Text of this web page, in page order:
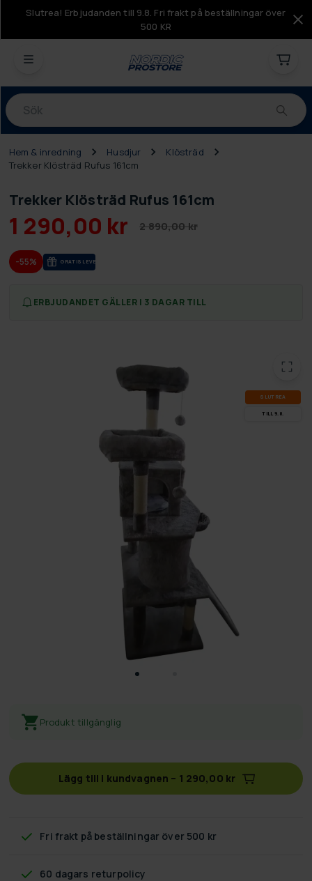
Slutrea! Erbjudanden till 9.8. Fri frakt på beställningar över
500 KR
Produkter
Hem & inredning Husdjur
Klösträd
Trekker Klösträd Rufus 161cm
Trekker Klösträd Rufus 161cm
1 290,00 kr 2 890,00 kr
-55% GRA­TIS LE­VE­RANS
ERBJUDANDET GÄLLER I 3 DAGAR TILL
SLUT­REA
TILL 9.8.
Produkt tillgänglig
Lägg till i kundvagnen – 1 290,00 kr
Fri frakt på beställningar över 500 kr
60 dagars returpolicy